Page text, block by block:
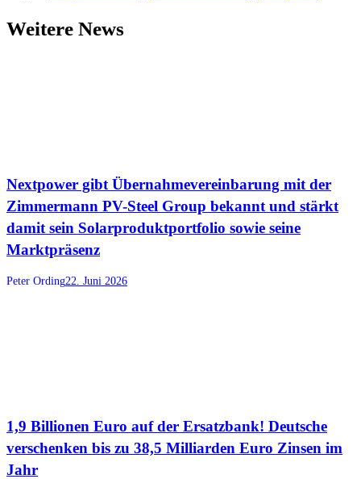
Weitere News
Nextpower gibt Übernahmevereinbarung mit der
Zimmermann PV-Steel Group bekannt und stärkt
damit sein Solarproduktportfolio sowie seine
Marktpräsenz
Peter Ording22. Juni 2026
1,9 Billionen Euro auf der Ersatzbank! Deutsche
verschenken bis zu 38,5 Milliarden Euro Zinsen im
Jahr